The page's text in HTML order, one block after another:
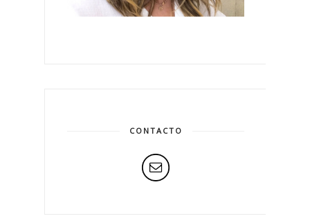
CONTACTO